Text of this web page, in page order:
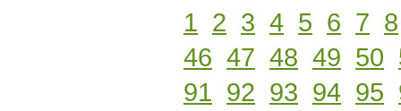
1 2 3 4 5 6 7 8
46 47 48 49 50
91 92 93 94 95